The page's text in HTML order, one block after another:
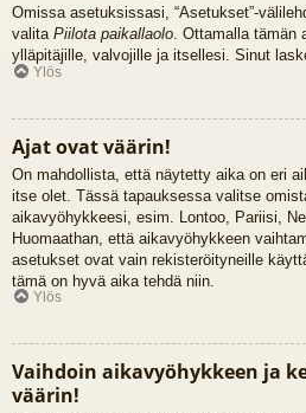
Omissa asetuksissasi, “Asetukset”-
valita Piilota paikallaolo. Ottamalla tämän
ylläpitäjille, valvojille ja itsellesi. Sinut
Ylös
Ajat ovat väärin!
On mahdollista, että näytetty aika on eri
itse olet. Tässä tapauksessa valitse
aikavyöhykkeesi, esim. Lontoo, Pariisi,
Huomaathan, että aikavyöhykkeen
asetukset ovat vain rekisteröityneille
tämä on hyvä aika tehdä niin.
Ylös
Vaihdoin aikavyöhykkeen ja
väärin!